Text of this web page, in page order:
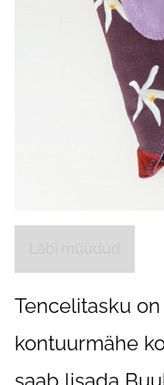
Tencelitasku
kontuurmähe